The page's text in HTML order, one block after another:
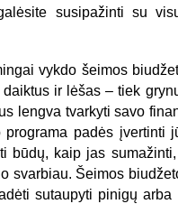
susipažinti su
vykdo šeimos
ir lėšas – tiek
lengva tvarkyti savo
programa padės įvertinti
būdų, kaip jas
svarbiau. Šeimos
sutaupyti pinigų arba